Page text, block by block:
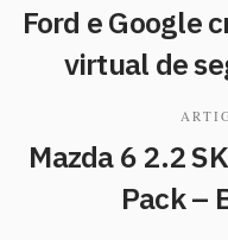
Ford e Google
virtual de
Mazda 6 2.2
Pack –